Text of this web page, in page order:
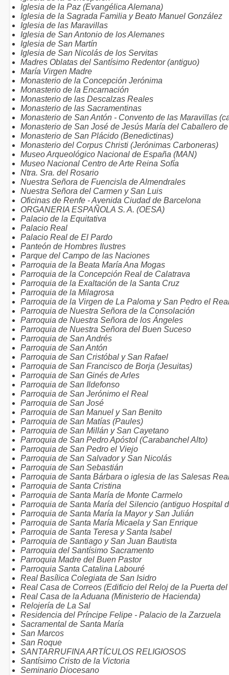
Iglesia de la Paz (Evangélica Alemana)
Iglesia de la Sagrada Familia y Beato Manuel González
Iglesia de las Maravillas
Iglesia de San Antonio de los Alemanes
Iglesia de San Martín
Iglesia de San Nicolás de los Servitas
Madres Oblatas del Santísimo Redentor (antiguo)
María Virgen Madre
Monasterio de la Concepción Jerónima
Monasterio de la Encarnación
Monasterio de las Descalzas Reales
Monasterio de las Sacramentinas
Monasterio de San Antón - Convento de las Maravillas
Monasterio de San José de Jesús María del Caballero
Monasterio de San Plácido (Benedictinas)
Monasterio del Corpus Christi (Jerónimas Carboneras)
Museo Arqueológico Nacional de España (MAN)
Museo Nacional Centro de Arte Reina Sofía
Ntra. Sra. del Rosario
Nuestra Señora de Fuencisla de Almendrales
Nuestra Señora del Carmen y San Luis
Oficinas de Renfe - Avenida Ciudad de Barcelona
ORGANERIA ESPAÑOLA S. A. (OESA)
Palacio de la Equitativa
Palacio Real
Palacio Real de El Pardo
Panteón de Hombres Ilustres
Parque del Campo de las Naciones
Parroquia de la Beata María Ana Mogas
Parroquia de la Concepción Real de Calatrava
Parroquia de la Exaltación de la Santa Cruz
Parroquia de la Milagrosa
Parroquia de la Virgen de La Paloma y San Pedro el
Parroquia de Nuestra Señora de la Consolación
Parroquia de Nuestra Señora de los Ángeles
Parroquia de Nuestra Señora del Buen Suceso
Parroquia de San Andrés
Parroquia de San Antón
Parroquia de San Cristóbal y San Rafael
Parroquia de San Francisco de Borja (Jesuitas)
Parroquia de San Ginés de Arles
Parroquia de San Ildefonso
Parroquia de San Jerónimo el Real
Parroquia de San José
Parroquia de San Manuel y San Benito
Parroquia de San Matías (Paules)
Parroquia de San Millán y San Cayetano
Parroquia de San Pedro Apóstol (Carabanchel Alto)
Parroquia de San Pedro el Viejo
Parroquia de San Salvador y San Nicolás
Parroquia de San Sebastián
Parroquia de Santa Bárbara o iglesia de las Salesas
Parroquia de Santa Cristina
Parroquia de Santa María de Monte Carmelo
Parroquia de Santa María del Silencio (antiguo Hospital
Parroquia de Santa María la Mayor y San Julián
Parroquia de Santa María Micaela y San Enrique
Parroquia de Santa Teresa y Santa Isabel
Parroquia de Santiago y San Juan Bautista
Parroquia del Santísimo Sacramento
Parroquia Madre del Buen Pastor
Parroquia Santa Catalina Labouré
Real Basílica Colegiata de San Isidro
Real Casa de Correos (Edificio del Reloj de la Puerta
Real Casa de la Aduana (Ministerio de Hacienda)
Relojería de La Sal
Residencia del Príncipe Felipe - Palacio de la Zarzuela
Sacramental de Santa María
San Marcos
San Roque
SANTARRUFINA ARTÍCULOS RELIGIOSOS
Santísimo Cristo de la Victoria
Seminario Diocesano